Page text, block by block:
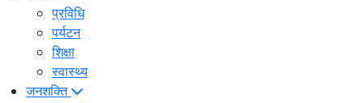
प्रविधि
पर्यटन
शिक्षा
स्वास्थ्य
जनशक्ति